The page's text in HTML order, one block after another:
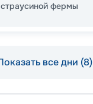
фермы
все дни (8)